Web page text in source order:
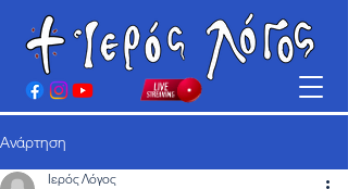
Ανάρτηση
Ιερός Λόγος